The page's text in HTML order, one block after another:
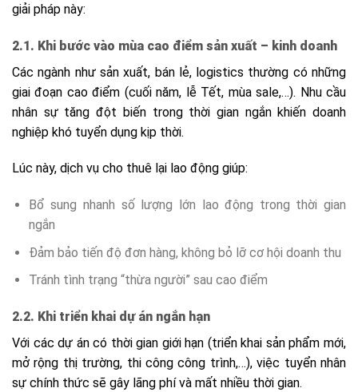
giải pháp này:
2.1. Khi bước vào mùa cao điểm sản xuất – kinh doanh
Các ngành như sản xuất, bán lẻ, logistics thường có những
giai đoạn cao điểm (cuối năm, lễ Tết, mùa sale,…). Nhu cầu
nhân sự tăng đột biến trong thời gian ngắn khiến doanh
nghiệp khó tuyển dụng kịp thời.
Lúc này, dịch vụ cho thuê lại lao động giúp:
Bổ sung nhanh số lượng lớn lao động trong thời gian
ngắn
Đảm bảo tiến độ đơn hàng, không bỏ lỡ cơ hội doanh thu
Tránh tình trạng “thừa người” sau cao điểm
2.2. Khi triển khai dự án ngắn hạn
Với các dự án có thời gian giới hạn (triển khai sản phẩm mới,
mở rộng thị trường, thi công công trình,…), việc tuyển nhân
sự chính thức sẽ gây lãng phí và mất nhiều thời gian.